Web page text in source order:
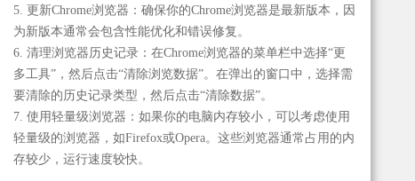
5. 更新Chrome浏览器：确保你的Chrome浏览器是最新版本，因
为新版本通常会包含性能优化和错误修复。
6. 清理浏览器历史记录：在Chrome浏览器的菜单栏中选择“更
多工具”，然后点击“清除浏览数据”。在弹出的窗口中，选择需
要清除的历史记录类型，然后点击“清除数据”。
7. 使用轻量级浏览器：如果你的电脑内存较小，可以考虑使用
轻量级的浏览器，如Firefox或Opera。这些浏览器通常占用的内
存较少，运行速度较快。